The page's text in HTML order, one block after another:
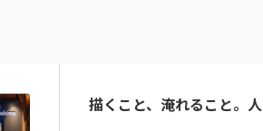
描くこと、淹れること。